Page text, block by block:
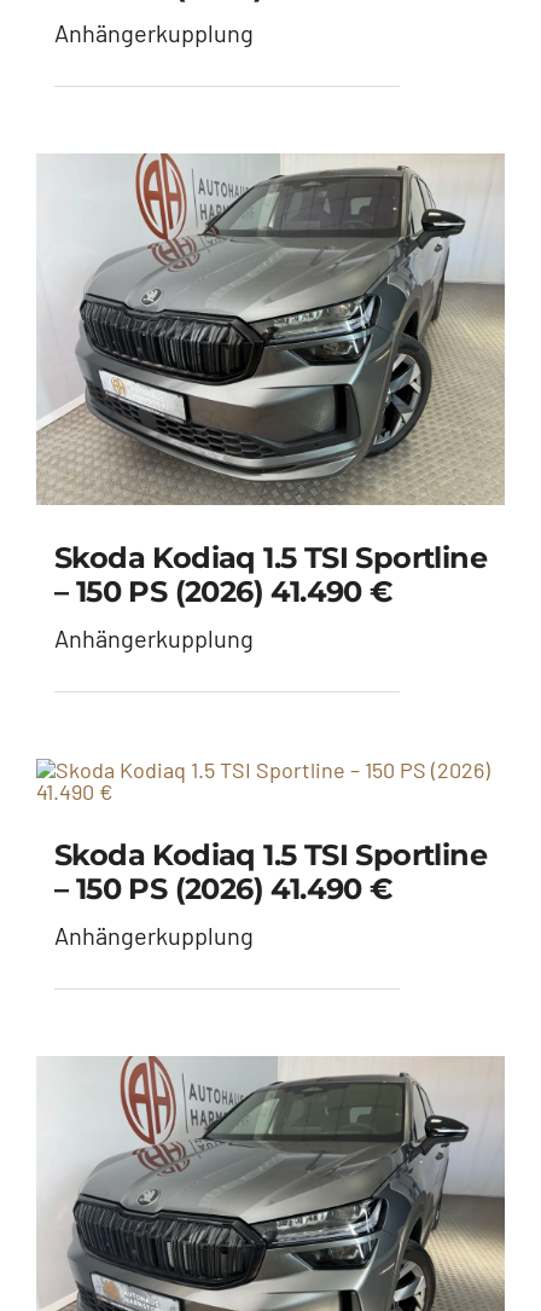
Anhängerkupplung
Skoda Kodiaq 1.5 TSI Sportline
– 150 PS (2026) 41.490 €
Anhängerkupplung
Skoda Kodiaq 1.5 TSI Sportline
– 150 PS (2026) 41.490 €
Anhängerkupplung